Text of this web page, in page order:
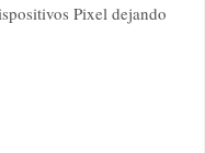
Pixel dejando